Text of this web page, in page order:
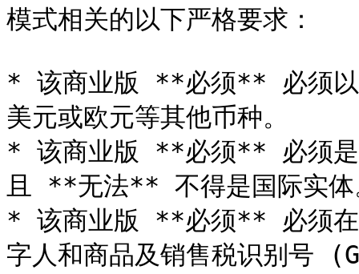
模式相关的以下严格要求：
* 该商业版 **必须** 必须以
美元或欧元等其他币种。
* 该商业版 **必须** 必须是
且 **无法** 不得是国际实体
* 该商业版 **必须** 必须在
字人和商品及销售税识别号